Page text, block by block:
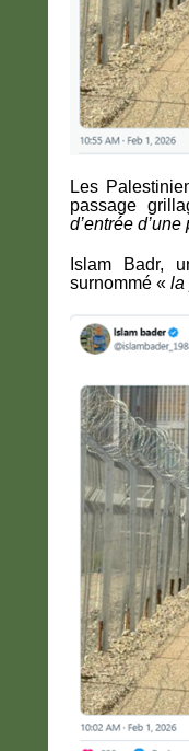
Les
passage
d’entrée
Islam Badr,
surnommé « la